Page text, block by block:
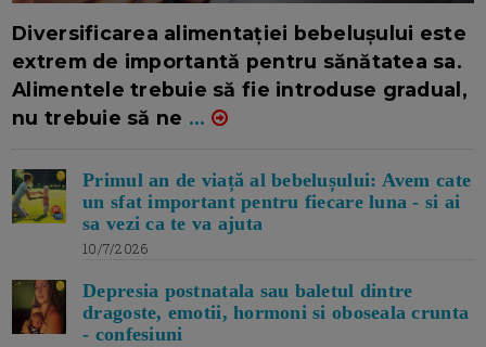
Diversificarea alimentației bebelușului este
extrem de importantă pentru sănătatea sa.
Alimentele trebuie să fie introduse gradual,
nu trebuie să ne ...
Primul an de viață al bebelușului: Avem cate
un sfat important pentru fiecare luna - si ai
sa vezi ca te va ajuta
10/7/2026
Depresia postnatala sau baletul dintre
dragoste, emotii, hormoni si oboseala crunta
- confesiuni